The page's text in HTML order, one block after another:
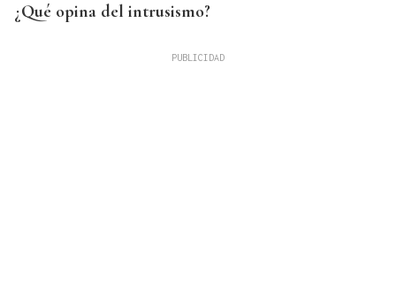
¿Qué opina del intrusismo?